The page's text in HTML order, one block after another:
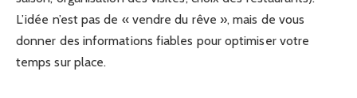
L’idée n’est pas de « vendre du rêve », mais de vous
donner des informations fiables pour optimiser votre
temps sur place.